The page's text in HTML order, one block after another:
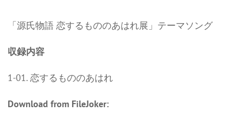
「源氏物語 恋するもののあはれ展」テーマソング
収録内容
1-01. 恋するもののあはれ
Download from FileJoker: